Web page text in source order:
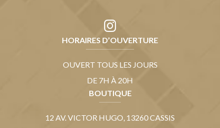
HORAIRES D’OUVERTURE
OUVERT TOUS LES JOURS
DE 7H À 20H
BOUTIQUE
12 AV. VICTOR HUGO, 13260 CASSIS